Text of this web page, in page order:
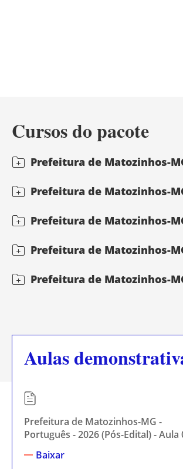
Cursos do pacote
Prefeitura de Matozinhos-
Prefeitura de Matozinhos-
Prefeitura de Matozinhos-
Prefeitura de Matozinhos-
Prefeitura de Matozinhos-
Aulas
Prefeitura de Matozinhos-MG -
Português - 2026 (Pós-Edital) - Aula
Baixar